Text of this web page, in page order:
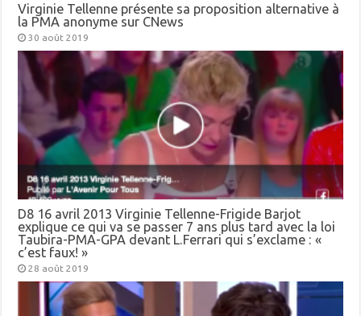
Virginie Tellenne présente sa proposition alternative à
la PMA anonyme sur CNews
30 août 2019
D8 16 avril 2013 Virginie Tellenne-Frigide Barjot
explique ce qui va se passer 7 ans plus tard avec la loi
Taubira-PMA-GPA devant L.Ferrari qui s’exclame : «
c’est faux! »
28 août 2019